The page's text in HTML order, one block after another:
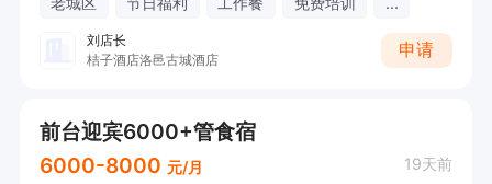
刘店长
桔子酒店洛邑古城酒店
申请
前台迎宾6000+管食宿
6000-8000 元/月 19天前